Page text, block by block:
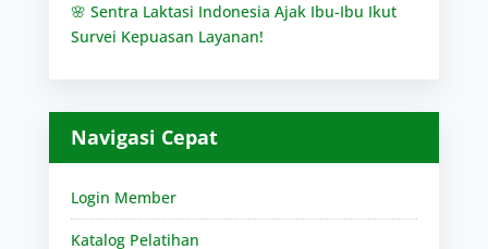
🌸 Sentra Laktasi Indonesia Ajak Ibu-Ibu Ikut
Survei Kepuasan Layanan!
Navigasi Cepat
Login Member
Katalog Pelatihan